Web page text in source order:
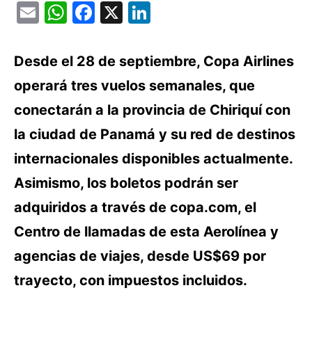
EmailWhatsApp
Facebook
X
Desde el 28 de septiembre, Copa Airlines
operará tres vuelos semanales, que
conectarán a la provincia de Chiriquí con
la ciudad de Panamá y su red de destinos
internacionales disponibles actualmente.
Asimismo, los boletos podrán ser
adquiridos a través de copa.com, el
Centro de llamadas de esta Aerolínea y
agencias de viajes, desde US$69 por
trayecto, con impuestos incluidos.